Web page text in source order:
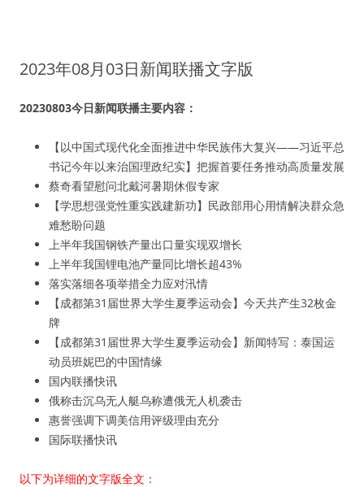
2023年08月03日新闻联播文字版
20230803今日新闻联播主要内容：
【以中国式现代化全面推进中华民族伟大复兴——习近平总
书记今年以来治国理政纪实】把握首要任务推动高质量发展
蔡奇看望慰问北戴河暑期休假专家
【学思想强党性重实践建新功】民政部用心用情解决群众急
难愁盼问题
上半年我国钢铁产量出口量实现双增长
上半年我国锂电池产量同比增长超43%
落实落细各项举措全力应对汛情
【成都第31届世界大学生夏季运动会】今天共产生32枚金
牌
【成都第31届世界大学生夏季运动会】新闻特写：泰国运
动员班妮巴的中国情缘
国内联播快讯
俄称击沉乌无人艇乌称遭俄无人机袭击
惠誉强调下调美信用评级理由充分
国际联播快讯
以下为详细的文字版全文：